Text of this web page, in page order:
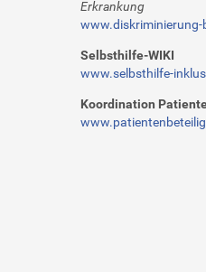
Erkrankung
www.diskriminierung-
Selbsthilfe-WIKI
www.selbsthilfe-
Koordination